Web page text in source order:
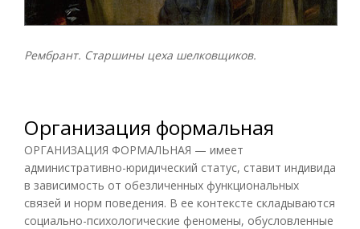
Рембрант. Старшины цеха шелковщиков.
Организация формальная
ОРГАНИЗАЦИЯ ФОРМАЛЬНАЯ — имеет
административно-юридический статус, ставит индивида
в зависимость от обезличенных функциональных
связей и норм поведения. В ее контексте складываются
социально-психологические феномены, обусловленные